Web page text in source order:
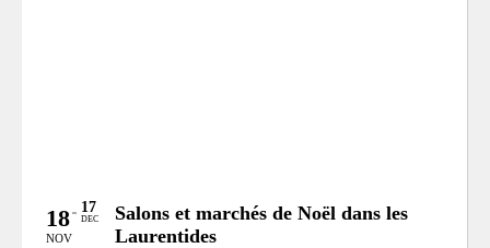
18
NOV
17
DEC
Salons et marchés de Noël dans les
Laurentides